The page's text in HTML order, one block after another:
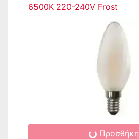
6500K 220-240V Frost
Προσθήκη